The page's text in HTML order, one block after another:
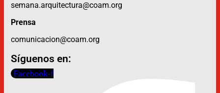
semana.arquitectura@coam.org
Prensa
comunicacion@coam.org
Síguenos en:
Facebook-f